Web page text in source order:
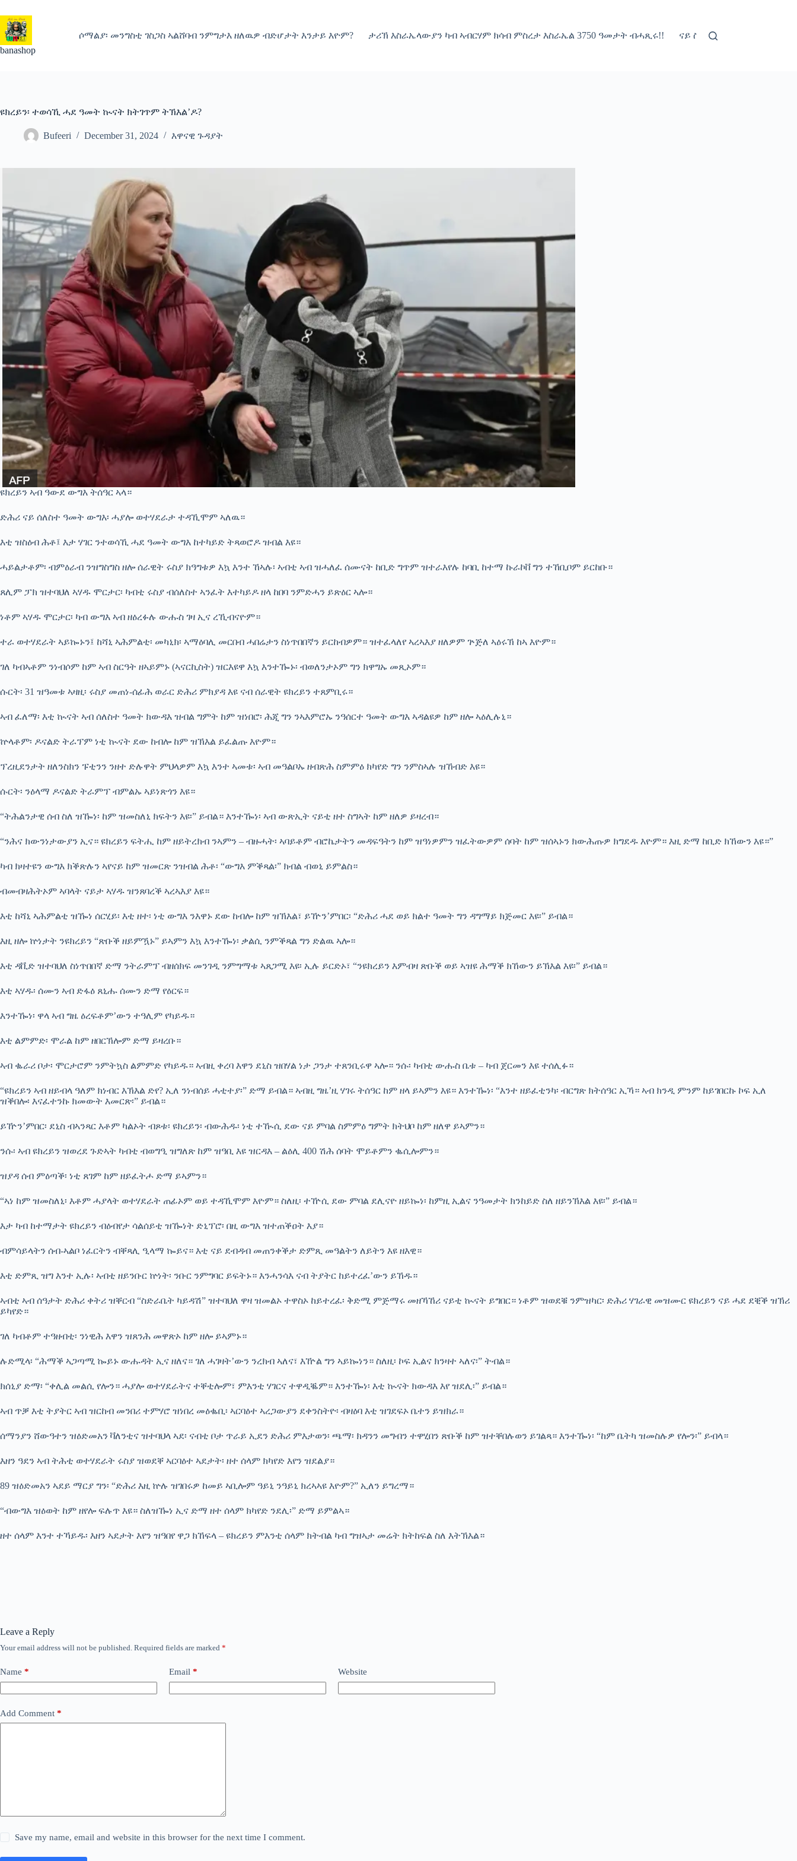
to
content
banashop
ሶማልያ፡ መንግስቲ ገስጋስ ኣልሸባብ ንምግታእ ዘለዉዎ ብድሆታት እንታይ እዮም? ታሪኽ እስራኤላውያን ካብ ኣብርሃም ክሳብ ምስረታ እስራኤል 3750 ዓመታት ብሓጺሩ!! ናይ ስቱርነት ፖሊሲ
ዩክረይን፡ ተወሳኺ ሓደ ዓመት ኲናት ክትገጥም ትኽእል’ዶ?
Bufeeri December 31, 2024 እዋናዊ ጉዳያት
ዩክረይን ኣብ ዓውደ ውግእ ትሰዓር ኣላ።
ድሕሪ ናይ ሰለስተ ዓመት ውግእ፡ ሓያሎ ወተሃደራታ ተዳኺሞም ኣለዉ።
እቲ ዝስዕብ ሕቶ፤ እታ ሃገር ንተወሳኺ ሓደ ዓመት ውግእ ከተካይድ ትጻወሮዶ ዝብል እዩ።
ሓይልታቶም፡ ብምዕራብ ንዝግስግስ ዘሎ ሰራዊት ሩስያ ክዓግቱዎ እኳ እንተ ኸኣሉ፡ ኣብቲ ኣብ ዝሓለፈ ሰሙናት ከቢድ ግጥም ዝተራእየሉ ከባቢ ከተማ ኩራኮቨ ግን ተኸቢቦም ይርከቡ።
ጸሊም ፓክ ዝተባህለ ኣሃዱ ሞርታር፡ ካብቲ ሩስያ ብሰለስተ ኣንፈት እተካይዶ ዘላ ከበባ ንምድሓን ይጽዕር ኣሎ።
ነቶም ኣሃዱ ሞርታር፡ ካብ ውግእ ኣብ ዘዕረፉሉ ውሑስ ገዛ ኢና ረኺብናዮም።
ተራ ወተሃደራት ኣይኰኑን፤ ከሻኒ ኣሕምልቲ፡ መካኒክ፡ ኣማዕባሊ መርበብ ሓበሬታን ስነጥበበኛን ይርከብዎም። ዝተፈላለየ ኣረኣእያ ዘለዎም ጕጅለ ኣዕሩኽ ከኣ እዮም።
ገለ ካብኣቶም ንነብሶም ከም ኣብ ስርዓት ዘኣይምኑ (ኣናርኪስት) ዝርእዩዋ እኳ እንተዀኑ፡ ብወለንታኦም ግን ክዋግኡ መጺኦም።
ሱርት፡ 31 ዝዓመቱ ኣዛዚ፡ ሩስያ መጠነ-ሰፊሕ ወራር ድሕሪ ምክያዳ እዩ ናብ ሰራዊት ዩክረይን ተጸምቢሩ።
ኣብ ፈለማ፡ እቲ ኲናት ኣብ ሰለስተ ዓመት ክውዳእ ዝብል ግምት ከም ዝነበሮ፡ ሕጂ ግን ንኣእምሮኡ ንዓሰርተ ዓመት ውግእ ኣዳልዩዎ ከም ዘሎ ኣዕሊሉኒ።
ኵላቶም፡ ዶናልድ ትራፕም ነቲ ኲናት ደው ከብሎ ከም ዝኽእል ይፈልጡ እዮም።
ፕረዚደንታት ዘለንስክን ፑቲንን ንዘተ ድሉዋት ምህላዎም እኳ እንተ ኣመቱ፡ ኣብ መዓልቦኡ ዘብጽሕ ስምምዕ ክካየድ ግን ንምስኣሉ ዝኸብድ እዩ።
ሱርት፡ ንዕላማ ዶናልድ ትራምፕ ብምልኡ ኣይነጽጎን እዩ።
“ትሕልንታዊ ሰብ ስለ ዝዀነ፡ ከም ዝመስለኒ ክፍትን እዩ፡” ይብል። እንተዀነ፡ ኣብ ውጽኢት ናይቲ ዘተ ስግኣት ከም ዘለዎ ይዛረብ።
“ንሕና ክውንነታውያን ኢና። ዩክረይን ፍትሒ ከም ዘይትረክብ ንኣምን – ብዙሓት፡ ኣባይቶም ብሮኬታትን መዳፍዓትን ከም ዝዓነዎምን ዝፈትውዎም ሰባት ከም ዝሰኣኑን ክውሕጡዎ ክግደዱ እዮም። እዚ ድማ ከቢድ ክኸውን እዩ።”
ካብ ክዛተዩን ውግእ ክቕጽሉን ኣየናይ ከም ዝመርጽ ንዝብል ሕቶ፡ “ውግእ ምቕጻል፡” ክብል ብወኒ ይምልስ።
ብመብዛሕትኦም ኣባላት ናይታ ኣሃዱ ዝንጸባረቕ ኣረኣእያ እዩ።
እቲ ከሻኒ ኣሕምልቲ ዝዀነ ሰርሂይ፡ እቲ ዘተ፡ ነቲ ውግእ ንእዋኑ ደው ከብሎ ከም ዝኽእል፣ ይዅን’ምበር፡ “ድሕሪ ሓደ ወይ ክልተ ዓመት ግን ዳግማይ ክጅመር እዩ፡” ይብል።
እዚ ዘሎ ኵነታት ንዩክረይን “ጽቡቕ ዘይምዃኑ” ይኣምን እኳ እንተዀነ፡ ቃልሲ ንምቕጻል ግን ድልዉ ኣሎ።
እቲ ዳቪድ ዝተባህለ ስነጥበበኛ ድማ ንትራምፕ ብዘሰክፍ መንገዲ ንምግማቱ ኣጸጋሚ እዩ፡ ኢሉ ይርድኦ፣ “ንዩክረይን እምብዛ ጽቡቕ ወይ ኣዝዩ ሕማቕ ክኸውን ይኽእል እዩ፡” ይብል።
እቲ ኣሃዱ፡ ሰሙን ኣብ ድፋዕ ጸኒሑ ሰሙን ድማ የዕርፍ።
እንተዀነ፡ ዋላ ኣብ ግዜ ዕረፍቶም’ውን ተዓሊም የካይዱ።
እቲ ልምምድ፡ ሞራል ከም ዘበርኽሎም ድማ ይዛረቡ።
ኣብ ቈራሪ ቦታ፡ ሞርታሮም ንምትኳስ ልምምድ የካይዱ። ኣብዚ ቀረባ እዋን ደኒስ ዝበሃል ነታ ጋንታ ተጸንቢሩዋ ኣሎ። ንሱ፡ ካብቲ ውሑስ ቤቱ – ካብ ጀርመን እዩ ተሰሊፉ።
“ዩክረይን ኣብ ዘይብላ ዓለም ክነብር እኽእል ድየ? ኢለ ንነብሰይ ሓቲተያ፡” ድማ ይብል። ኣብዚ ግዜ’ዚ ሃገሩ ትሰዓር ከም ዘላ ይኣምን እዩ። እንተዀነ፡ “እንተ ዘይፈቲንካ፡ ብርግጽ ክትሰዓር ኢኻ። ኣብ ክንዲ ምንም ከይገበርኩ ኮፍ ኢለ
ዝቕበሎ፡ እናፈተንኩ ክመውት እመርጽ፡” ይብል።
ይዅን’ምበር፡ ደኒስ ብኣንጻር እቶም ካልኦት ብጾቱ፡ ዩክረይን፡ ብውሕዱ፡ ነቲ ተዂሲ ደው ናይ ምባል ስምምዕ ግምት ክትህቦ ከም ዘለዋ ይኣምን።
ንሱ፡ ኣብ ዩክረይን ዝወረደ ጉድኣት ካብቲ ብወግዒ ዝግለጽ ከም ዝዓቢ እዩ ዝርዳእ – ልዕሊ 400 ሽሕ ሰባት ሞይቶምን ቈሲሎምን።
ዝያዳ ሰብ ምዕጣቕ፡ ነቲ ጸገም ከም ዘይፈትሖ ድማ ይኣምን።
“ኣነ ከም ዝመስለኒ፡ እቶም ሓያላት ወተሃደራት ጠፊኦም ወይ ተዳኺሞም እዮም። ስለዚ፡ ተዅሲ ደው ምባል ደሊናዮ ዘይኰነ፡ ከምዚ ኢልና ንዓመታት ክንከይድ ስለ ዘይንኽእል እዩ፡” ይብል።
እታ ካብ ከተማታት ዩክረይን ብዕብየታ ሳልሰይቲ ዝዀነት ድኒፕሮ፡ በዚ ውግእ ዝተጠቕዐት እያ።
ብምሳይላትን ሰብ-ኣልቦ ነፈርትን ብቐጻሊ ዒላማ ኰይና። እቲ ናይ ደብዳብ መጠንቀቕታ ድምጺ መዓልትን ለይትን እዩ ዘእዊ።
እቲ ድምጺ ዝግ እንተ ኢሉ፡ ኣብቲ ዘይንቡር ኵነት፡ ንቡር ንምግባር ይፍትኑ። እንሓንሳእ ናብ ትያትር ከይተረፈ’ውን ይኸዱ።
ኣብቲ ኣብ ሰዓታት ድሕሪ ቀትሪ ዝቐርብ “ስድራቤት ካይዳሽ” ዝተባህለ ዋዛ ዝመልኦ ተዋስኦ ከይተረፈ፡ ቅድሚ ምጅማሩ መዘኻኸሪ ናይቲ ኲናት ይግበር። ነቶም ዝወደቑ ንምዝካር፡ ድሕሪ ሃገራዊ መዝሙር ዩክረይን ናይ ሓደ ደቒቕ ዝኽሪ
ይካየድ።
ገለ ካብቶም ተዓዘብቲ፡ ንነዊሕ እዋን ዝጸንሕ መዋጽኦ ከም ዘሎ ይኣምኑ።
ሉድሚላ፡ “ሕማቕ ኣጋጣሚ ኰይኑ ውሑዳት ኢና ዘለና። ገለ ሓገዛት’ውን ንረክብ ኣለና፣ እዅል ግን ኣይኰነን። ስለዚ፡ ኮፍ ኢልና ክንዛተ ኣለና፡” ትብል።
ክሰኒያ ድማ፡ “ቀሊል መልሲ የሎን። ሓያሎ ወተሃደራትና ተቐቲሎም፣ ምእንቲ ሃገርና ተዋዲቘም። እንተዀነ፡ እቲ ኲናት ክውዳእ እየ ዝደሊ፡” ይብል።
ኣብ ጥቓ እቲ ትያትር ኣብ ዝርከብ መንበሪ ተምሃሮ ዝነበረ መዕቈቢ፡ ኣርባዕተ ኣረጋውያን ደቀንስትዮ፡ ብዛዕባ እቲ ዝገደፍኦ ቤተን ይዝክራ።
ሰማንያን ሸውዓተን ዝዕድመአን ቫለንቲና ዝተባህላ ኣደ፡ ናብቲ ቦታ ጥራይ ኢደን ድሕሪ ምእታወን፡ ጫማ፡ ክዳንን መግብን ተዋሂበን ጽቡቕ ከም ዝተቐበሉወን ይገልጻ። እንተዀነ፡ “ከም ቤትካ ዝመስሉዎ የሎን፡” ይብላ።
እዘን ዓደን ኣብ ትሕቲ ወተሃደራት ሩስያ ዝወደቐ ኣርባዕተ ኣደታት፡ ዘተ ሰላም ክካየድ እየን ዝደልያ።
89 ዝዕድመአን ኣደይ ማርያ ግን፡ “ድሕሪ እዚ ኵሉ ዝገበሩዎ ከመይ ኣቢሎም ዓይኒ ንዓይኒ ክረኣኣዩ እዮም?” ኢለን ይግረማ።
“ብውግእ ዝዕወት ከም ዘየሎ ፍሉጥ እዩ። ስለዝዀነ ኢና ድማ ዘተ ሰላም ክካየድ ንደሊ፡” ድማ ይምልኣ።
ዘተ ሰላም እንተ ተኻይዱ፡ እዘን ኣደታት እየን ዝዓበየ ዋጋ ክኸፍላ – ዩክረይን ምእንቲ ሰላም ክትብል ካብ ግዝኣታ መሬት ክትከፍል ስለ እትኽእል።
Leave a Reply
Your email address will not be published. Required fields are marked *
Name * Email * Website
Add Comment *
Save my name, email and website in this browser for the next time I comment.